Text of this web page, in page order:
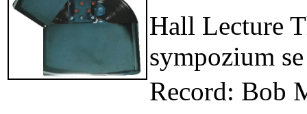
Hall Lecture
sympozium
Record: Bob